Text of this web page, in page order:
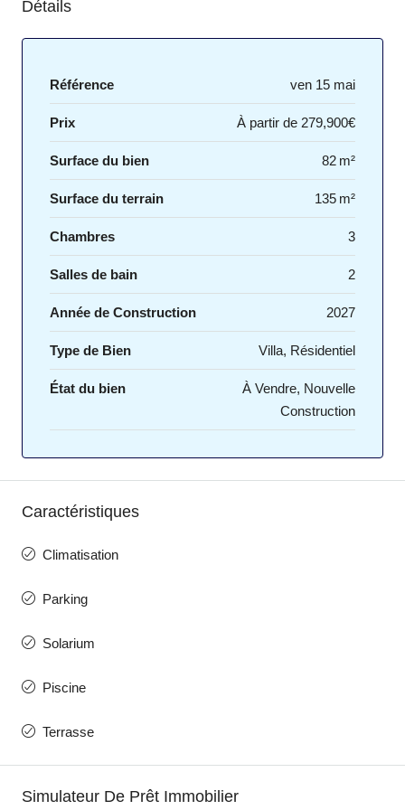
Détails
Référence ven 15 mai
Prix À partir de 279,900€
Surface du bien 82 m²
Surface du terrain 135 m²
Chambres 3
Salles de bain 2
Année de Construction 2027
Type de Bien Villa, Résidentiel
État du bien
À Vendre, Nouvelle
Construction
Caractéristiques
Climatisation
Parking
Solarium
Piscine
Terrasse
Simulateur De Prêt Immobilier